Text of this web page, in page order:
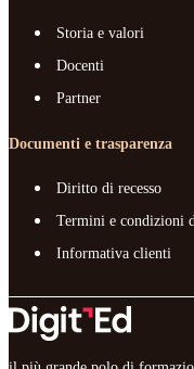
Storia e valori
Docenti
Partner
Documenti e trasparenza
Diritto di recesso
Termini e condizioni
Informativa clienti